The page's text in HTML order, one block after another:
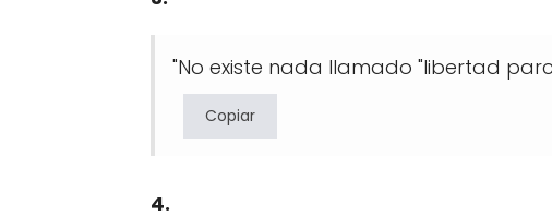
"No existe nada llamado "libertad
Copiar
4.